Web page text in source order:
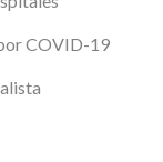
COVID-19